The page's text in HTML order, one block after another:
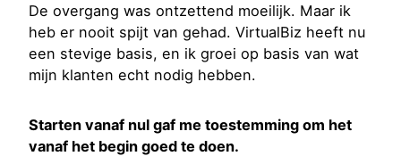
De overgang was ontzettend moeilijk. Maar ik
heb er nooit spijt van gehad. VirtualBiz heeft nu
een stevige basis, en ik groei op basis van wat
mijn klanten echt nodig hebben.
Starten vanaf nul gaf me toestemming om het
vanaf het begin goed te doen.